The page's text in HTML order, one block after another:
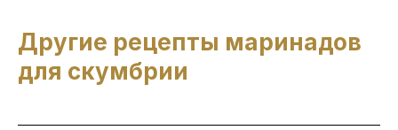
Другие рецепты маринадов
для скумбрии